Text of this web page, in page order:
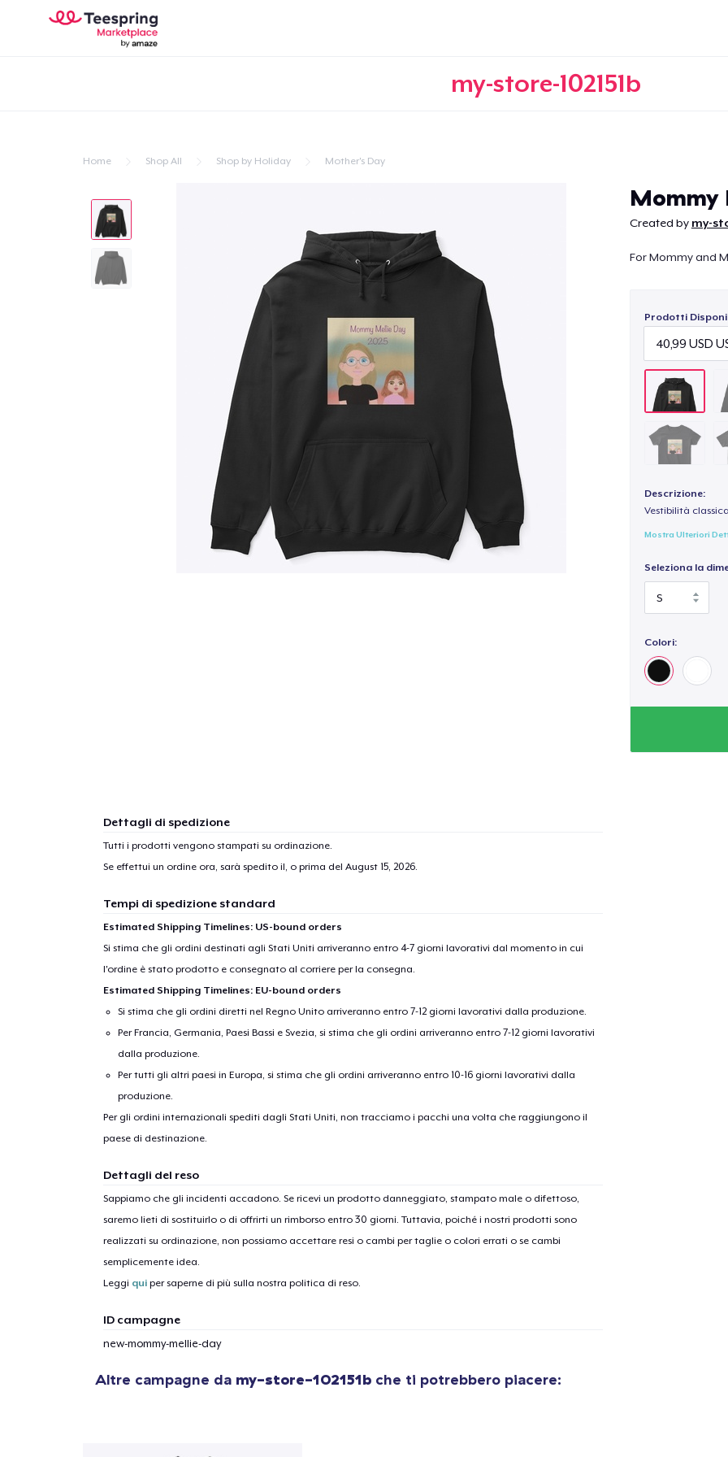
my-store-102151b
Home Shop All Shop by Holiday Mother's Day
Mommy
Created by my-
For Mommy and
Prodotti
Descrizione:
Vestibilità
Mostra Ulteriori
Seleziona la
Colori:
Dettagli di spedizione
Tutti i prodotti vengono stampati su ordinazione.
Se effettui un ordine ora, sarà spedito il, o prima del August 15, 2026.
Tempi di spedizione standard
Estimated Shipping Timelines: US-bound orders
Si stima che gli ordini destinati agli Stati Uniti arriveranno entro 4-7 giorni lavorativi dal momento in cui
l'ordine è stato prodotto e consegnato al corriere per la consegna.
Estimated Shipping Timelines: EU-bound orders
Si stima che gli ordini diretti nel Regno Unito arriveranno entro 7-12 giorni lavorativi dalla produzione.
Per Francia, Germania, Paesi Bassi e Svezia, si stima che gli ordini arriveranno entro 7-12 giorni lavorativi
dalla produzione.
Per tutti gli altri paesi in Europa, si stima che gli ordini arriveranno entro 10-16 giorni lavorativi dalla
produzione.
Per gli ordini internazionali spediti dagli Stati Uniti, non tracciamo i pacchi una volta che raggiungono il
paese di destinazione.
Dettagli del reso
Sappiamo che gli incidenti accadono. Se ricevi un prodotto danneggiato, stampato male o difettoso,
saremo lieti di sostituirlo o di offrirti un rimborso entro 30 giorni. Tuttavia, poiché i nostri prodotti sono
realizzati su ordinazione, non possiamo accettare resi o cambi per taglie o colori errati o se cambi
semplicemente idea.
Leggi quiper saperne di più sulla nostra politica di reso.
ID campagne
new-mommy-mellie-day
Altre campagne da my-store-102151b che ti potrebbero piacere:
40,99 USD